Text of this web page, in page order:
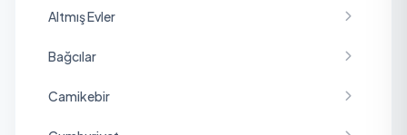
Altmış Evler
Bağcılar
Camikebir